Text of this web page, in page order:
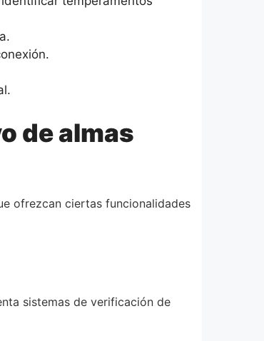
de almas
ofrezcan ciertas funcionalidades
sistemas de verificación de